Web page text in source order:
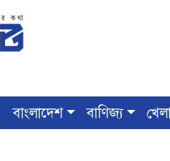
বাংলাদেশ বাণিজ্য